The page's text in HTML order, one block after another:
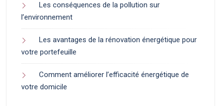
Les conséquences de la pollution sur
l’environnement
Les avantages de la rénovation énergétique pour
votre portefeuille
Comment améliorer l’efficacité énergétique de
votre domicile